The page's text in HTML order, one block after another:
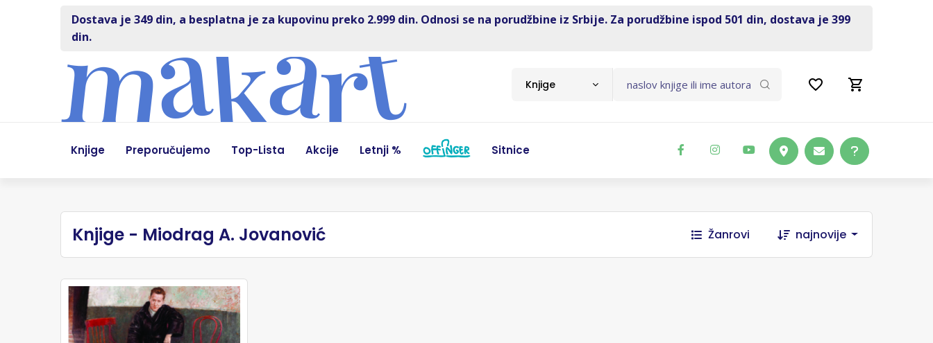
Dostava je 349 din, a besplatna je za kupovinu preko 2.999 din. Odnosi se na porudžbine iz Srbije. Za porudžbine ispod 501 din, dostava je 399
din.
Knjige
Knjige Preporučujemo Top-Lista Akcije Letnji % Sitnice
Knjige - Miodrag A. Jovanović Žanrovi najnovije